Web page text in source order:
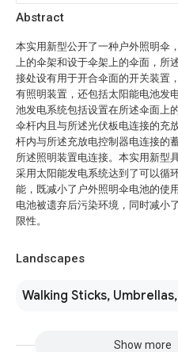
Abstract
本实用新型公开了一种户外照明伞
上的伞架和设于伞架上的伞面，所
接处设有用于开合伞面的开关装置
有照明装置，还包括太阳能电池发
池发电系统包括设置在所述伞面上
伞杆内且与所述光伏板电连接的充
杆内与所述充放电控制器电连接的
所述照明装置电连接。本实用新型
采用太阳能发电系统达到了可以循
能，既减小了户外照明伞电池的使
电池被遗弃后污染环境，同时减小
限性。
Landscapes
Walking Sticks,
Show more